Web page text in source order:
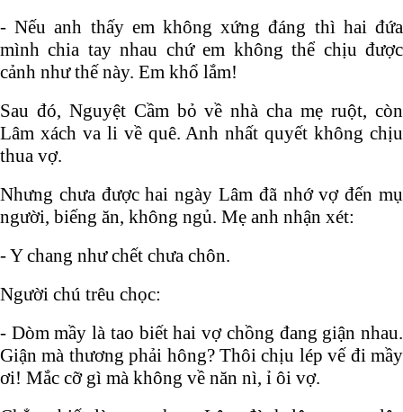
- Nếu anh thấy em không xứng đáng thì hai đứa
mình chia tay nhau chứ em không thể chịu được
cảnh như thế này. Em khổ lắm!
Sau đó, Nguyệt Cầm bỏ về nhà cha mẹ ruột, còn
Lâm xách va li về quê. Anh nhất quyết không chịu
thua vợ.
Nhưng chưa được hai ngày Lâm đã nhớ vợ đến mụ
người, biếng ăn, không ngủ. Mẹ anh nhận xét:
- Y chang như chết chưa chôn.
Người chú trêu chọc:
- Dòm mầy là tao biết hai vợ chồng đang giận nhau.
Giận mà thương phải hông? Thôi chịu lép vế đi mầy
ơi! Mắc cỡ gì mà không về năn nì, ỉ ôi vợ.